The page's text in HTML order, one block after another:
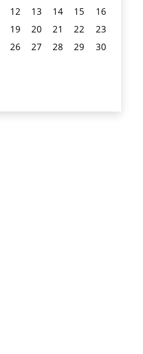
12 13 14 15
16
19 20 21 22
23
26 27 28 29
30